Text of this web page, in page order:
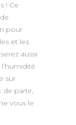
! Ce
pour
et les
aussi
sur
de partir,
vous le